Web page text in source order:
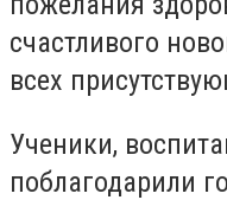
счастливого
всех
Ученики,
поблагодарили